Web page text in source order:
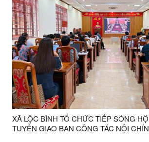
XÃ LỘC BÌNH TỔ CHỨC TIẾP SÓNG
TUYẾN GIAO BAN CÔNG TÁC NỘI